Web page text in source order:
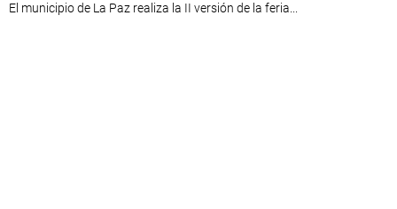
El municipio de La Paz realiza la II versión de la feria...